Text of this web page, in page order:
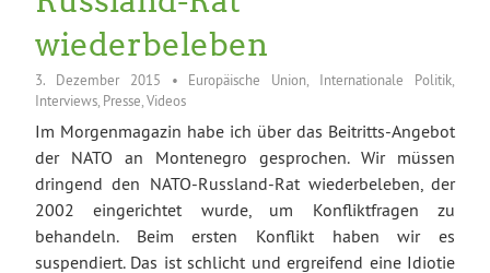
wiederbeleben
3. Dezember 2015 • Europäische Union Internationale Politik
Interviews Presse Videos
Im Morgenmagazin habe ich über das Beitritts-Angebot
der NATO an Montenegro gesprochen. Wir müssen
dringend den NATO-Russland-Rat wiederbeleben, der
2002 eingerichtet wurde, um Konfliktfragen zu
behandeln. Beim ersten Konflikt haben wir es
suspendiert. Das ist schlicht und ergreifend eine Idiotie